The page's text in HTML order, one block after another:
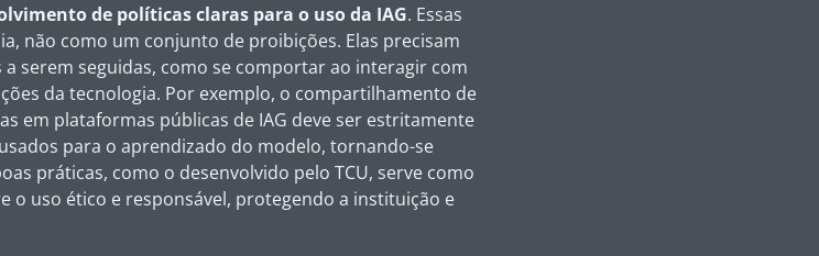
de políticas claras para o uso da IAG. Essas
não como um conjunto de proibições. Elas precisam
serem seguidas, como se comportar ao interagir com
da tecnologia. Por exemplo, o compartilhamento de
em plataformas públicas de IAG deve ser estritamente
para o aprendizado do modelo, tornando-se
práticas, como o desenvolvido pelo TCU, serve como
o uso ético e responsável, protegendo a instituição e